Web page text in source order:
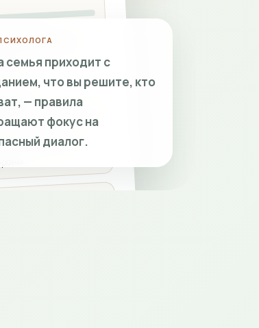
и как
не судья и не
семья приходит с
что вы решите, кто
— правила
фокус на
диалог.